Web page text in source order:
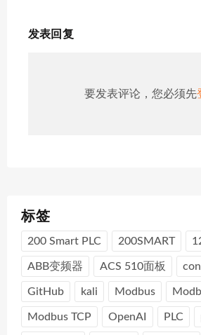
发表回复
要发表评论，您必须先
标签
200 Smart PLC 200SMART
ABB变频器 ACS 510面板
GitHub kali Modbus
Modbus TCP OpenAI PLC